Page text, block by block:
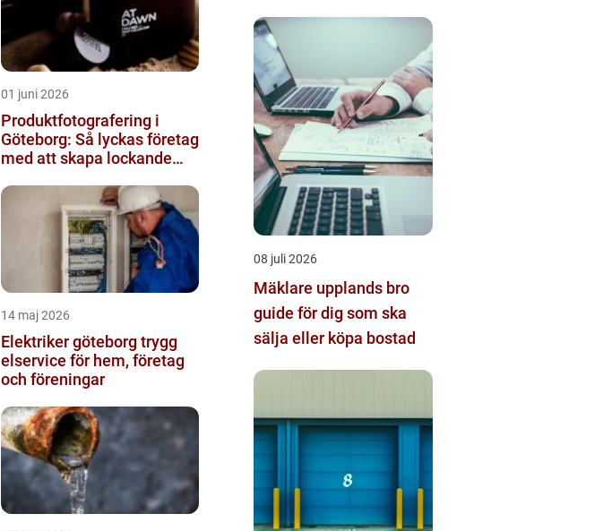
01 juni 2026
Produktfotografering i
Göteborg: Så lyckas företag
med att skapa lockande
14 maj 2026
Elektriker göteborg trygg
elservice för hem, företag
och föreningar
08 juli 2026
Mäklare upplands bro
guide för dig som ska
sälja eller köpa bostad